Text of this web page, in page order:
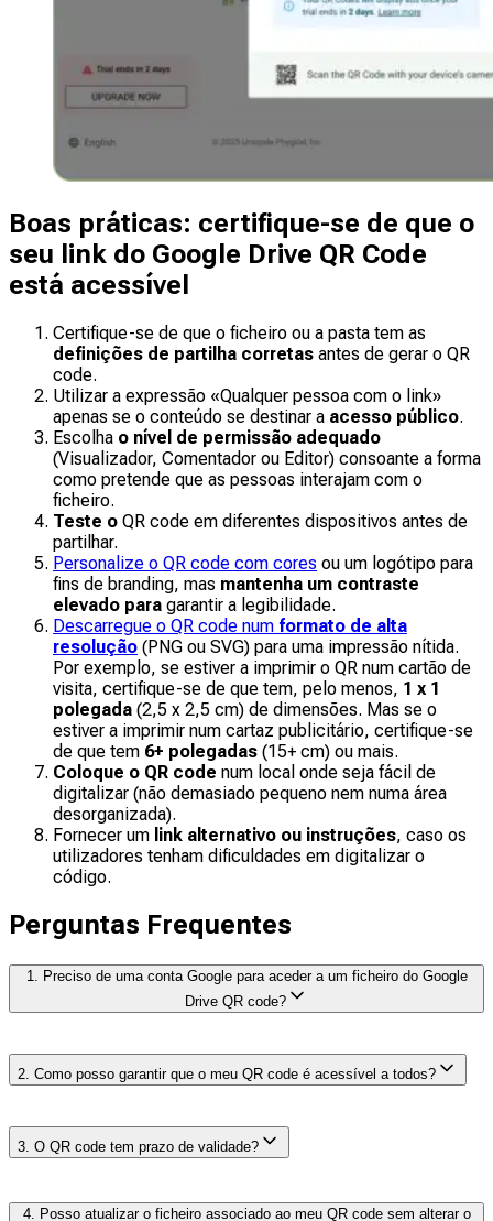
Boas práticas: certifique-se de que o
seu link do Google Drive QR Code
está acessível
Certifique-se de que o ficheiro ou a pasta tem as
definições de partilha corretas antes de gerar o QR
code.
Utilizar a expressão «Qualquer pessoa com o link»
apenas se o conteúdo se destinar a acesso público.
Escolha o nível de permissão adequado
(Visualizador, Comentador ou Editor) consoante a forma
como pretende que as pessoas interajam com o
ficheiro.
Teste o QR code em diferentes dispositivos antes de
partilhar.
Personalize o QR code com cores ou um logótipo para
fins de branding, mas mantenha um contraste
elevado para garantir a legibilidade.
Descarregue o QR code num formato de alta
resolução (PNG ou SVG) para uma impressão nítida.
Por exemplo, se estiver a imprimir o QR num cartão de
visita, certifique-se de que tem, pelo menos, 1 x 1
polegada (2,5 x 2,5 cm) de dimensões. Mas se o
estiver a imprimir num cartaz publicitário, certifique-se
de que tem 6+ polegadas (15+ cm) ou mais.
Coloque o QR code num local onde seja fácil de
digitalizar (não demasiado pequeno nem numa área
desorganizada).
Fornecer um link alternativo ou instruções, caso os
utilizadores tenham dificuldades em digitalizar o
código.
Perguntas Frequentes
1. Preciso de uma conta Google para aceder a um ficheiro do Google
Drive QR code?
Depende das definições de partilha do ficheiro. Se
estiver definido como «Qualquer pessoa com o link»,
contrário, os utilizadores têm de iniciar sessão.
2. Como posso garantir que o meu QR code é acessível a todos?
Defina as permissões do ficheiro para «Qualquer pessoa
com o link» e escolha o nível de acesso adequado
3. O QR code tem prazo de validade?
Não, o QR code em si não expira, mas se alterar ou
4. Posso atualizar o ficheiro associado ao meu QR code sem alterar o